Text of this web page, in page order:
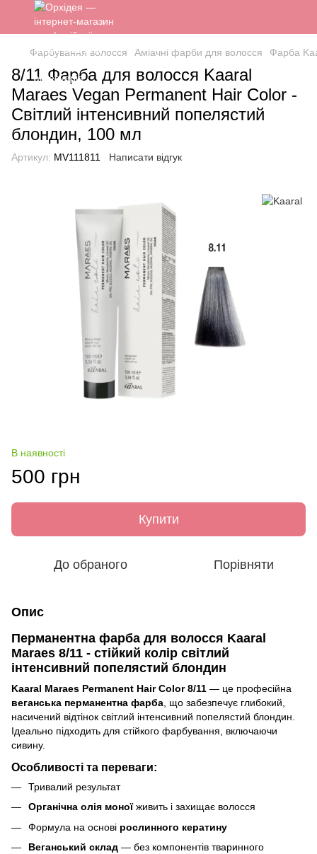
Фарбування волосся Аміачні фарби для волосся Фарба
8/11 Фарба для волосся Kaaral
Maraes Vegan Permanent Hair Color -
Світлий інтенсивний попелястий
блондин, 100 мл
Артикул: MV111811 Написати відгук
В наявності
500 грн
Купити
До обраного Порівняти
Опис
Перманентна фарба для волосся Kaaral
Maraes 8/11 - стійкий колір світлий
інтенсивний попелястий блондин
Kaaral Maraes Permanent Hair Color 8/11 — це професійна
веганська перманентна фарба , що забезпечує глибокий,
насичений відтінок світлий інтенсивний попелястий блондин.
Ідеально підходить для стійкого фарбування, включаючи
сивину.
Особливості та переваги:
Тривалий результат
Органічна олія моноїживить і захищає волосся
Формула на основі рослинного кератину
Веганський склад — без компонентів тваринного